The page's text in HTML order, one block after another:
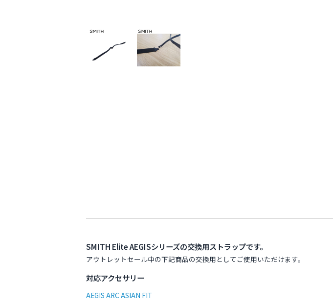
SMITH Elite AEGISシリーズの交換用ストラップです。
アウトレットセール中の下記商品の交換用としてご使用いただけます。
対応アクセサリー
AEGIS ARC ASIAN FIT